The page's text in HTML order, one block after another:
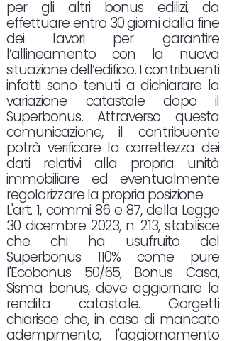
per gli altri bonus edilizi, da
effettuare entro 30 giorni dalla fine
dei lavori per garantire
l’allineamento con la nuova
situazione dell’edificio. I contribuenti
infatti sono tenuti a dichiarare la
variazione catastale dopo il
Superbonus. Attraverso questa
comunicazione, il contribuente
potrà verificare la correttezza dei
dati relativi alla propria unità
immobiliare ed eventualmente
regolarizzare la propria posizione
L'art. 1, commi 86 e 87, della Legge
30 dicembre 2023, n. 213, stabilisce
che chi ha usufruito del
Superbonus 110% come pure
l'Ecobonus 50/65, Bonus Casa,
Sisma bonus, deve aggiornare la
rendita catastale. Giorgetti
chiarisce che, in caso di mancato
adempimento, l'aggiornamento